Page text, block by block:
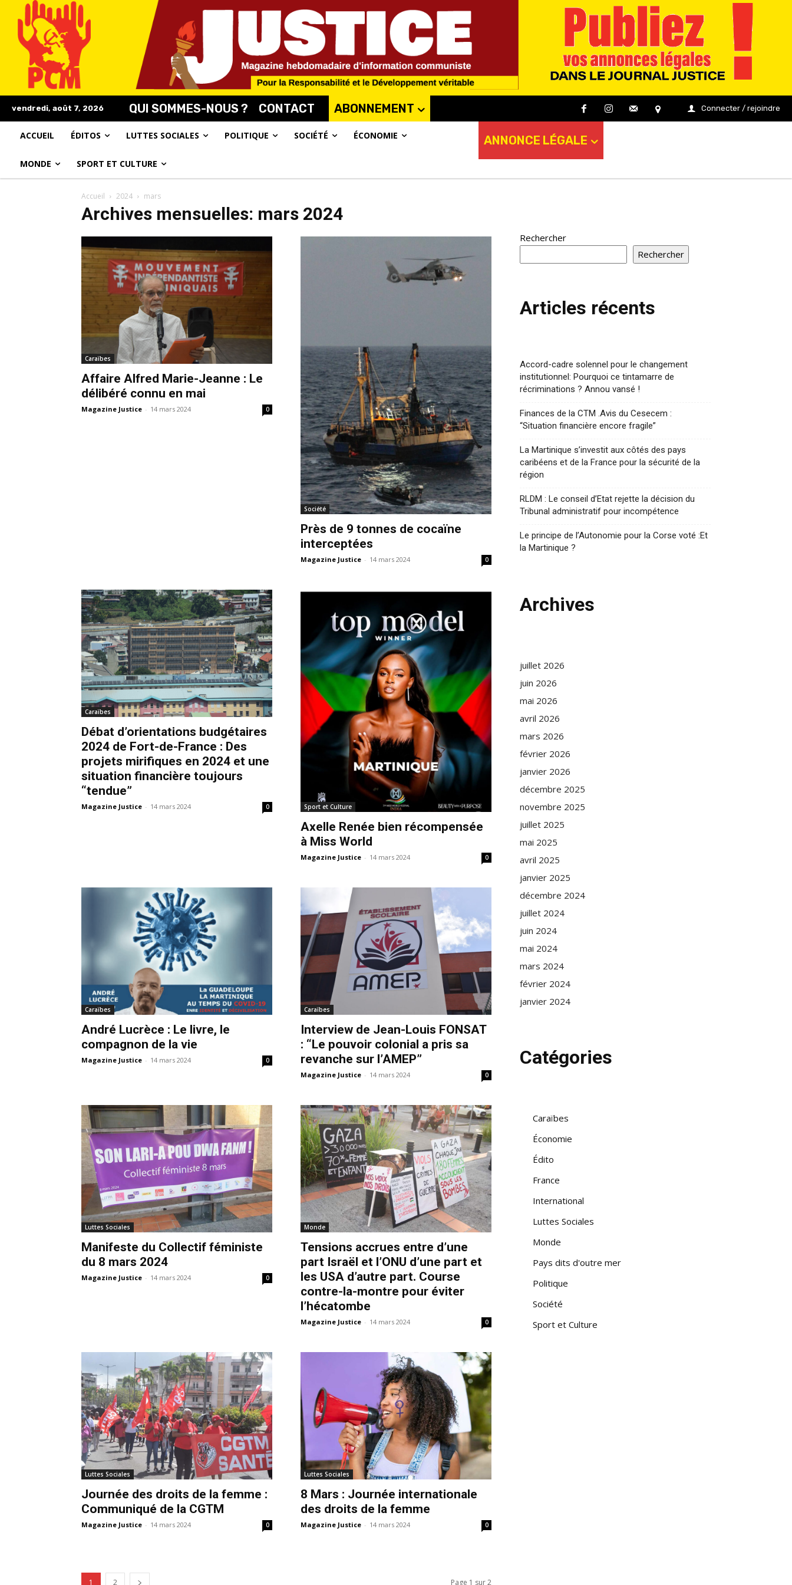
vendredi, août 7, 2026 QUI SOMMES-NOUS ? CONTACT ABONNEMENT Connecter / rejoindre
ACCUEIL ÉDITOS LUTTES SOCIALES POLITIQUE SOCIÉTÉ ÉCONOMIE
MONDE SPORT ET CULTURE
ANNONCE LÉGALE
Accueil 2024 mars
Archives mensuelles: mars 2024
Caraïbes
Affaire Alfred Marie-Jeanne : Le
délibéré connu en mai
Magazine Justice - 14 mars 2024 0
Société
Près de 9 tonnes de cocaïne
interceptées
Magazine Justice - 14 mars 2024 0
Caraïbes
Débat d’orientations budgétaires
2024 de Fort-de-France : Des
projets mirifiques en 2024 et une
situation financière toujours
“tendue”
Magazine Justice - 14 mars 2024 0 Sport et Culture
Axelle Renée bien récompensée
à Miss World
Magazine Justice - 14 mars 2024 0
Caraïbes
André Lucrèce : Le livre, le
compagnon de la vie
Magazine Justice - 14 mars 2024 0
Caraïbes
Interview de Jean-Louis FONSAT
: “Le pouvoir colonial a pris sa
revanche sur l’AMEP”
Magazine Justice - 14 mars 2024 0
Luttes Sociales
Manifeste du Collectif féministe
du 8 mars 2024
Magazine Justice - 14 mars 2024 0
Monde
Tensions accrues entre d’une
part Israël et l’ONU d’une part et
les USA d’autre part. Course
contre-la-montre pour éviter
l’hécatombe
Magazine Justice - 14 mars 2024 0
Luttes Sociales
Journée des droits de la femme :
Communiqué de la CGTM
Magazine Justice - 14 mars 2024 0
Luttes Sociales
8 Mars : Journée internationale
des droits de la femme
Magazine Justice - 14 mars 2024 0
1 2 Page 1 sur 2
Rechercher
Rechercher
Articles récents
Accord-cadre solennel pour le changement
institutionnel: Pourquoi ce tintamarre de
récriminations ? Annou vansé !
Finances de la CTM .Avis du Cesecem :
“Situation financière encore fragile”
La Martinique s’investit aux côtés des pays
caribéens et de la France pour la sécurité de la
région
RLDM : Le conseil d’Etat rejette la décision du
Tribunal administratif pour incompétence
Le principe de l’Autonomie pour la Corse voté :Et
la Martinique ?
Archives
juillet 2026
juin 2026
mai 2026
avril 2026
mars 2026
février 2026
janvier 2026
décembre 2025
novembre 2025
juillet 2025
mai 2025
avril 2025
janvier 2025
décembre 2024
juillet 2024
juin 2024
mai 2024
mars 2024
février 2024
janvier 2024
Catégories
Caraïbes
Économie
Édito
France
International
Luttes Sociales
Monde
Pays dits d'outre mer
Politique
Société
Sport et Culture